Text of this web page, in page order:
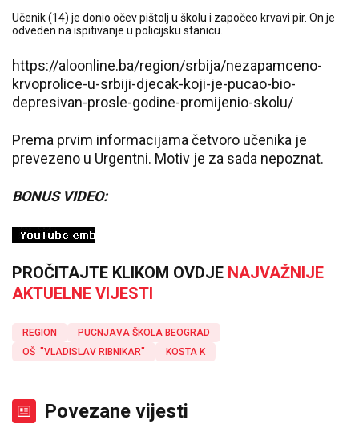
Učenik (14) je donio očev pištolj u školu i započeo krvavi pir. On je
odveden na ispitivanje u policijsku stanicu.
https://aloonline.ba/region/srbija/nezapamceno-
krvoprolice-u-srbiji-djecak-koji-je-pucao-bio-
depresivan-prosle-godine-promijenio-skolu/
Prema prvim informacijama četvoro učenika je
prevezeno u Urgentni. Motiv je za sada nepoznat.
BONUS VIDEO:
PROČITAJTE KLIKOM OVDJE NAJVAŽNIJE
AKTUELNE VIJESTI
REGION
PUCNJAVA ŠKOLA BEOGRAD
OŠ "VLADISLAV RIBNIKAR"
KOSTA K
Povezane vijesti